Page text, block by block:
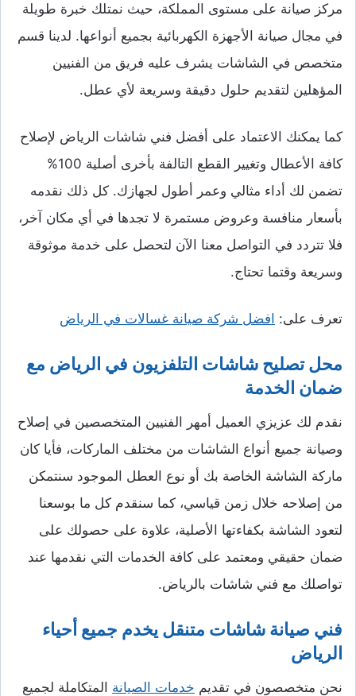
مركز صيانة على مستوى المملكة، حيث نمتلك خبرة طويلة
في مجال صيانة الأجهزة الكهربائية بجميع أنواعها. لدينا قسم
متخصص في الشاشات يشرف عليه فريق من الفنيين
المؤهلين لتقديم حلول دقيقة وسريعة لأي عطل.
كما يمكنك الاعتماد على أفضل فني شاشات الرياض لإصلاح
كافة الأعطال وتغيير القطع التالفة بأخرى أصلية 100%
تضمن لك أداء مثالي وعمر أطول لجهازك. كل ذلك نقدمه
بأسعار منافسة وعروض مستمرة لا تجدها في أي مكان آخر،
فلا تتردد في التواصل معنا الآن لتحصل على خدمة موثوقة
وسريعة وقتما تحتاج.
تعرف على: افضل شركة صيانة غسالات في الرياض
محل تصليح شاشات التلفزيون في الرياض مع
ضمان الخدمة
نقدم لك عزيزي العميل أمهر الفنيين المتخصصين في إصلاح
وصيانة جميع أنواع الشاشات من مختلف الماركات، فأيا كان
ماركة الشاشة الخاصة بك أو نوع العطل الموجود سنتمكن
من إصلاحه خلال زمن قياسي، كما سنقدم كل ما بوسعنا
لتعود الشاشة بكفاءتها الأصلية، علاوة على حصولك على
ضمان حقيقي ومعتمد على كافة الخدمات التي نقدمها عند
تواصلك مع فني شاشات بالرياض.
فني صيانة شاشات متنقل يخدم جميع أحياء
الرياض
نحن متخصصون في تقديم خدمات الصيانة المتكاملة لجميع